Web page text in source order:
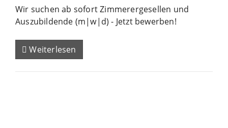
Wir suchen ab sofort Zimmerergesellen und
Auszubildende (m|w|d) - Jetzt bewerben!
Weiterlesen